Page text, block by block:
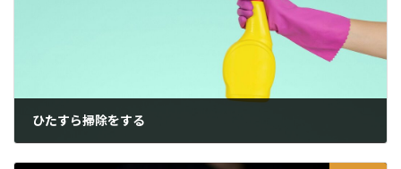
ひたすら掃除をする